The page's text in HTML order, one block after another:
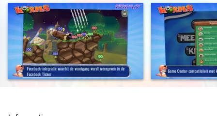
Met een selectie van sologevechten en een multiplayermodus
voor maximaal 4 spelers en tal van manieren om je team aan
te passen, zorgt Worms™ voor oneindig explosief speelplezier!
•Authentieke Worms™ gameplay.
•Verbeterde iPhone-besturing.
•Cartoonachtige beelden en dolkomische geluiden.
•Plan je aanvallen met schapen, de heilige handgranaat en de